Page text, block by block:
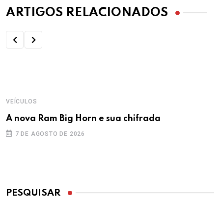
ARTIGOS RELACIONADOS
VEÍCULOS
A nova Ram Big Horn e sua chifrada
7 DE AGOSTO DE 2026
PESQUISAR